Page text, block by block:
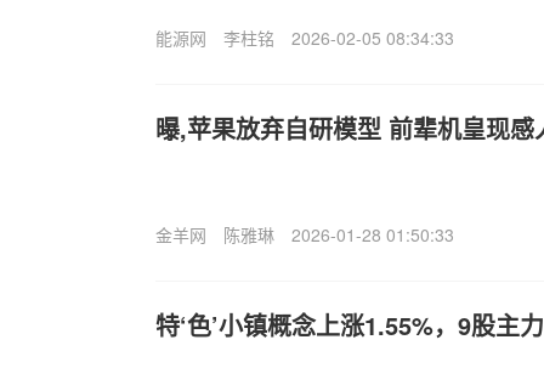
能源网 李柱铭 2026-02-05 08:34:33
曝,苹果放弃自研模型 前辈机皇现
金羊网 陈雅琳 2026-01-28 01:50:33
特‘色’小镇概念上涨1.55%，9股主